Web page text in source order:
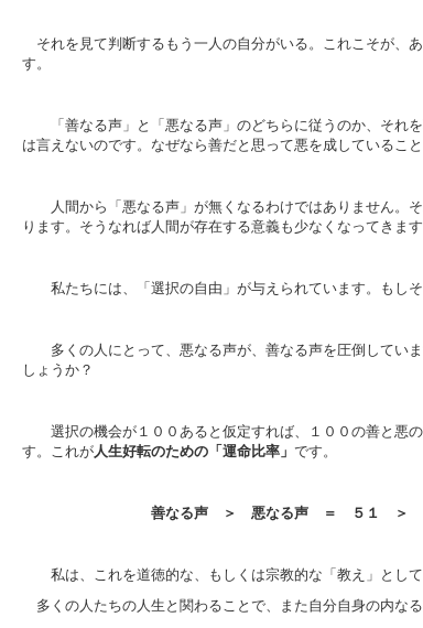
それを見て判断するもう一人の自分がいる。これこそが、
す。
「善なる声」と「悪なる声」のどちらに従うのか、それ
は言えないのです。なぜなら善だと思って悪を成していること
人間から「悪なる声」が無くなるわけではありません。
ります。そうなれば人間が存在する意義も少なくなってきます
私たちには、「選択の自由」が与えられています。もし
多くの人にとって、悪なる声が、善なる声を圧倒してい
しょうか？
選択の機会が１００あると仮定すれば、１００の善と悪
す。これが人生好転のための「運命比率」 です。
善なる声 ＞ 悪なる声 ＝ ５１ ＞
私は、これを道徳的な、もしくは宗教的な「教え」として
多くの人たちの人生と関わることで、また自分自身の内な